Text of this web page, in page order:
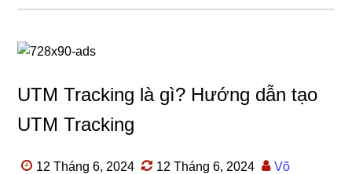
UTM Tracking là gì? Hướng dẫn tạo
UTM Tracking
12 Tháng 6, 2024 12 Tháng 6, 2024 Võ